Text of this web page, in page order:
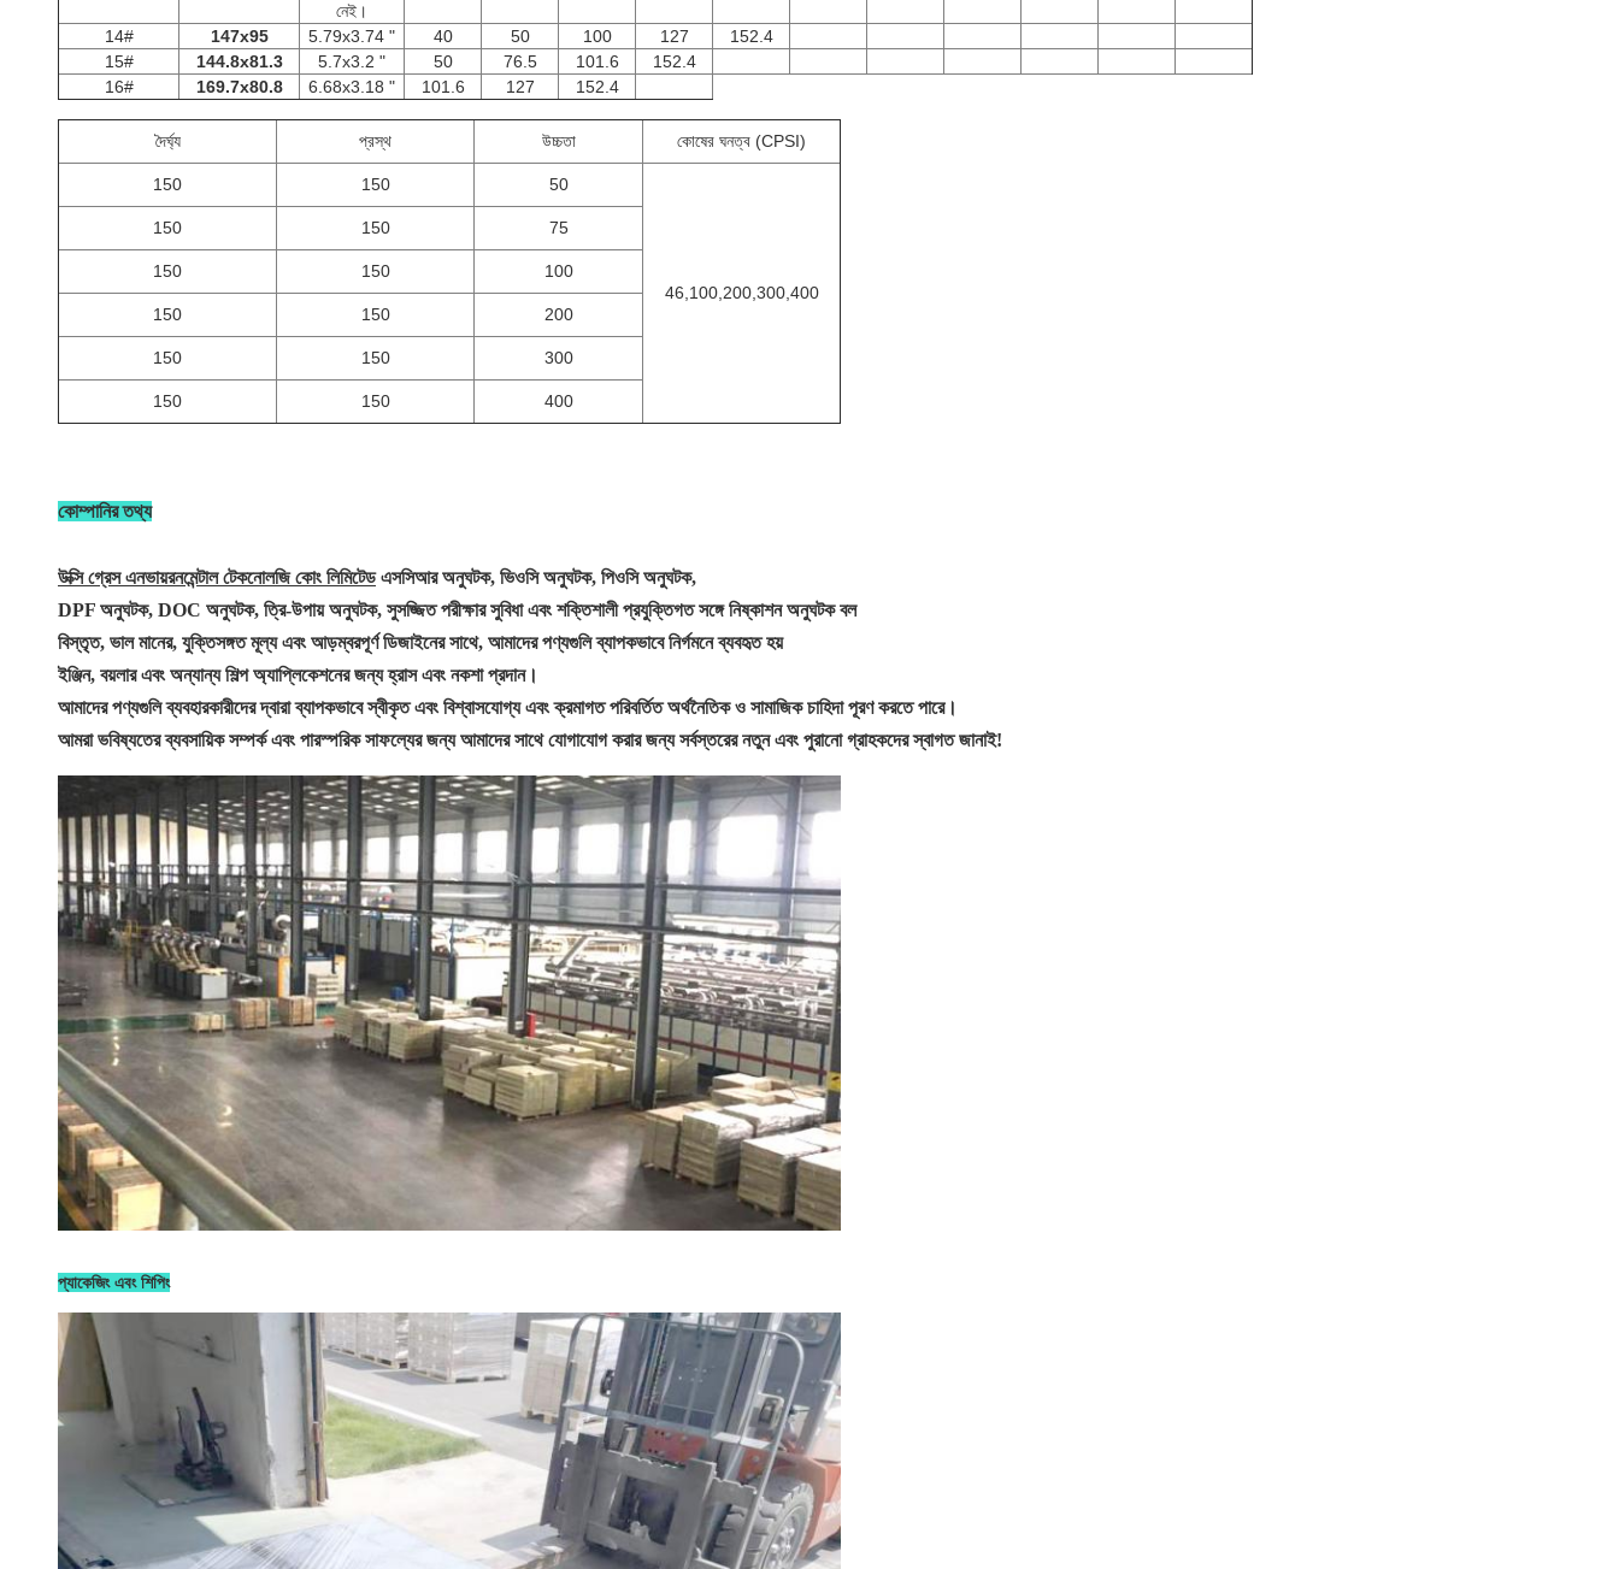
নেই।
14# 147x95 5.79x3.74 " 40 50 100 127
152.4
15#
144.8x81.3 5.7x3.2 " 50 76.5 101.6
152.4
16#
169.7x80.8 6.68x3.18 " 101.6 127 152.4
দৈর্ঘ্য প্রস্থ উচ্চতা কোষের ঘনত্ব (CPSI)
150 150 50
46,100,200,300,400
150 150 75
150 150 100
150 150 200
150 150 300
150 150 400
কোম্পানির তথ্য
উক্সি গ্রেস এনভায়রনমেন্টাল টেকনোলজি কোং লিমিটেডএসসিআর অনুঘটক, ভিওসি অনুঘটক, পিওসি অনুঘটক,
DPF অনুঘটক, DOC অনুঘটক, ত্রি-উপায় অনুঘটক, সুসজ্জিত পরীক্ষার সুবিধা এবং শক্তিশালী প্রযুক্তিগত সঙ্গে নিষ্কাশন অনুঘটকবল
বিস্তৃত, ভাল মানের, যুক্তিসঙ্গত মূল্য এবং আড়ম্বরপূর্ণ ডিজাইনের সাথে, আমাদের পণ্যগুলি ব্যাপকভাবে নির্গমনে ব্যবহৃত হয়
ইঞ্জিন, বয়লার এবং অন্যান্য শিল্প অ্যাপ্লিকেশনের জন্য হ্রাস এবং নকশা প্রদান।
আমাদের পণ্যগুলি ব্যবহারকারীদের দ্বারা ব্যাপকভাবে স্বীকৃত এবং বিশ্বাসযোগ্য এবং ক্রমাগত পরিবর্তিত অর্থনৈতিক ও সামাজিক চাহিদা পূরণ করতে পারে।
আমরা ভবিষ্যতের ব্যবসায়িক সম্পর্ক এবং পারস্পরিক সাফল্যের জন্য আমাদের সাথে যোগাযোগ করার জন্য সর্বস্তরের নতুন এবং পুরানো গ্রাহকদের স্বাগত জানাই!
প্যাকেজিং এবং শিপিং